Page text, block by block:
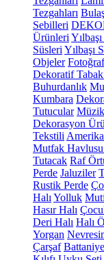
Tezgahları
Sebilleri
Ürünleri
Süsleri Yılbaşı
Objeler
Dekoratif
Buhurdanlık
Kumbara
Tutucular
Dekorasyon
Tekstili
Mutfak
Tutacak Raf
Perde Jaluziler
Rustik Perde
Halı Yolluk
Hasır Halı
Deri Halı Halı
Yorgan
Çarşaf Battaniye